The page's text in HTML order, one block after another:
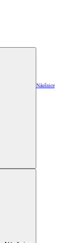
Náušnice